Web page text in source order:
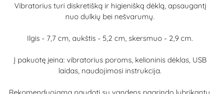
Vibratorius turi diskretišką ir higienišką dėklą, apsaugantį
nuo dulkių bei nešvarumų.
Ilgis - 7,7 cm, aukštis - 5,2 cm, skersmuo - 2,9 cm.
Į pakuotę įeina: vibratorius poroms, kelioninis dėklas, USB
laidas, naudojimosi instrukcija.